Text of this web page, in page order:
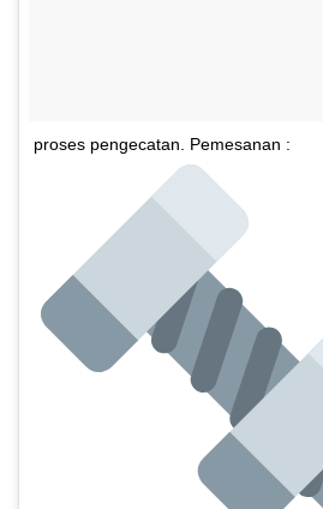
proses pengecatan. Pemesanan :